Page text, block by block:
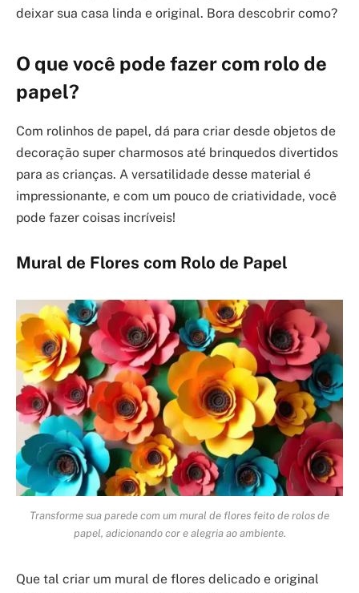
deixar sua casa linda e original. Bora descobrir como?
O que você pode fazer com rolo de
papel?
Com rolinhos de papel, dá para criar desde objetos de
decoração super charmosos até brinquedos divertidos
para as crianças. A versatilidade desse material é
impressionante, e com um pouco de criatividade, você
pode fazer coisas incríveis!
Mural de Flores com Rolo de Papel
Transforme sua parede com um mural de flores feito de rolos de
papel, adicionando cor e alegria ao ambiente.
Que tal criar um mural de flores delicado e original